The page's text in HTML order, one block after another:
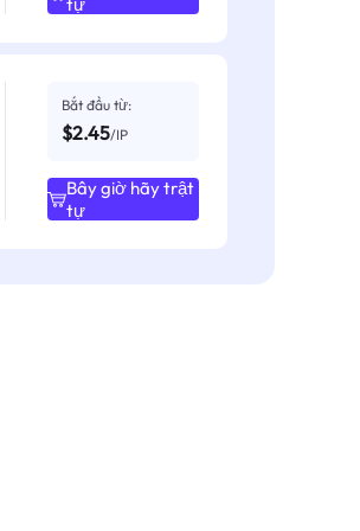
Bắt đầu từ:
$2.45/IP
Bây giờ hãy trật
tự